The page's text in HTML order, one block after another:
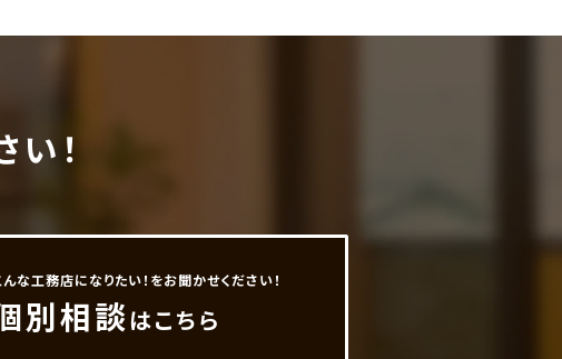
！
んな工務店になりたい！をお聞かせください！
別相談はこちら